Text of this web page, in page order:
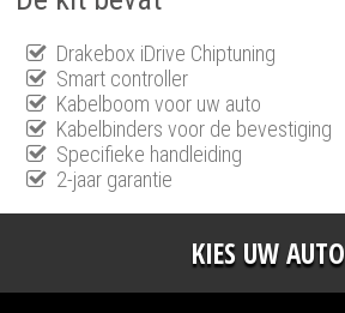
Drakebox iDrive Chiptuning
Smart controller
Kabelboom voor uw auto
Kabelbinders voor de bevestiging
Specifieke handleiding
2-jaar garantie
KIES UW AUTO